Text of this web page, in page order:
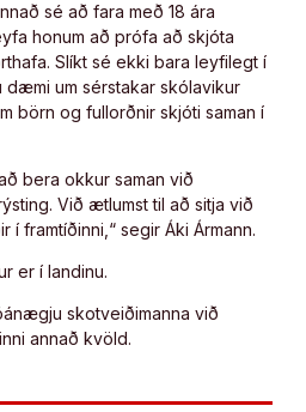
sé að fara með 18 ára
honum að prófa að skjóta
Slíkt sé ekki bara leyfilegt í
dæmi um sérstakar skólavikur
börn og fullorðnir skjóti saman í
bera okkur saman við
Við ætlumst til að sitja við
í framtíðinni,“ segir Áki Ármann.
er í landinu.
skotveiðimanna við
annað kvöld.